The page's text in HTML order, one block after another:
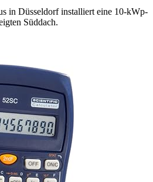
in Düsseldorf installiert eine 10-kWp-
Süddach.